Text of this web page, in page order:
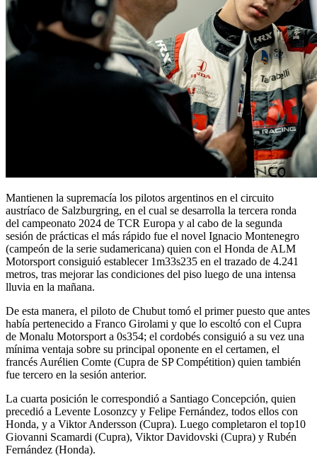
Mantienen la supremacía los pilotos argentinos en el circuito
austríaco de Salzburgring, en el cual se desarrolla la tercera ronda
del campeonato 2024 de TCR Europa y al cabo de la segunda
sesión de prácticas el más rápido fue el novel Ignacio Montenegro
(campeón de la serie sudamericana) quien con el Honda de ALM
Motorsport consiguió establecer 1m33s235 en el trazado de 4.241
metros, tras mejorar las condiciones del piso luego de una intensa
lluvia en la mañana.
De esta manera, el piloto de Chubut tomó el primer puesto que antes
había pertenecido a Franco Girolami y que lo escoltó con el Cupra
de Monalu Motorsport a 0s354; el cordobés consiguió a su vez una
mínima ventaja sobre su principal oponente en el certamen, el
francés Aurélien Comte (Cupra de SP Compétition) quien también
fue tercero en la sesión anterior.
La cuarta posición le correspondió a Santiago Concepción, quien
precedió a Levente Losonzcy y Felipe Fernández, todos ellos con
Honda, y a Viktor Andersson (Cupra). Luego completaron el top10
Giovanni Scamardi (Cupra), Viktor Davidovski (Cupra) y Rubén
Fernández (Honda).